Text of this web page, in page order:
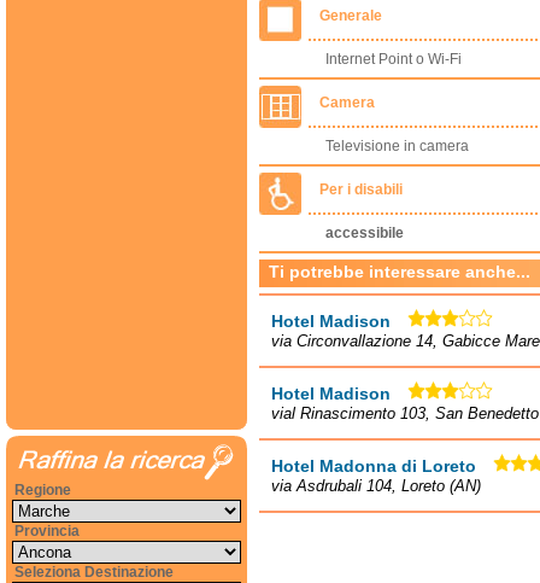
Generale
Internet Point o Wi-Fi
Camera
Televisione in camera
Per i disabili
accessibile
Ti potrebbe interessare anche...
Hotel Madison
via Circonvallazione 14, Gabicce
Hotel Madison
vial Rinascimento 103, San
Hotel Madonna di Loreto
via Asdrubali 104, Loreto (AN)
Regione
Provincia
Seleziona Destinazione